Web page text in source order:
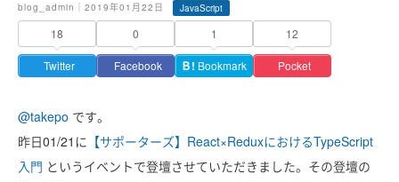
blog_admin｜2019年01月22日 JavaScript
18
Twitter
0
Facebook
1
Ｂ! Bookmark
12
Pocket
@takepo です。
昨日01/21に 【サポーターズ】React×ReduxにおけるTypeScript
入門 というイベントで登壇させていただきました。その登壇の